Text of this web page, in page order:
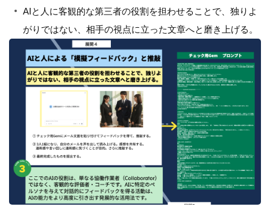
AIと人に客観的な第三者の役割を担わせることで、独りよ
がりではない、相手の視点に立った文章へと磨き上げる。